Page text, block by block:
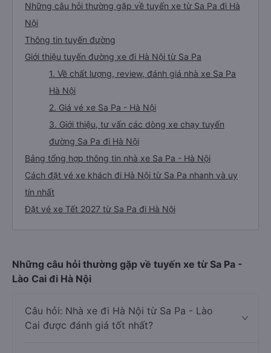
Những câu hỏi thường gặp về tuyến xe từ Sa Pa đi Hà
Nội
Thông tin tuyến đường
Giới thiệu tuyến đường xe đi Hà Nội từ Sa Pa
1. Về chất lượng, review, đánh giá nhà xe Sa Pa
Hà Nội
2. Giá vé xe Sa Pa - Hà Nội
3. Giới thiệu, tư vấn các dòng xe chạy tuyến
đường Sa Pa đi Hà Nội
Bảng tổng hợp thông tin nhà xe Sa Pa - Hà Nội
Cách đặt vé xe khách đi Hà Nội từ Sa Pa nhanh và uy
tín nhất
Đặt vé xe Tết 2027 từ Sa Pa đi Hà Nội
Những câu hỏi thường gặp về tuyến xe từ Sa Pa -
Lào Cai đi Hà Nội
Câu hỏi: Nhà xe đi Hà Nội từ Sa Pa - Lào
Cai được đánh giá tốt nhất?